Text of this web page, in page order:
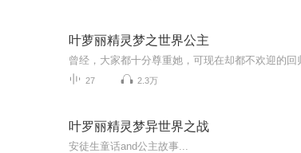
叶萝丽精灵梦之世界公主
27 2.3万
叶罗丽精灵梦异世界之战
安徒生童话and公主故事...